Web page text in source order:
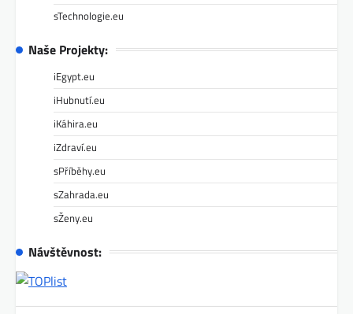
sTechnologie.eu
Naše Projekty:
iEgypt.eu
iHubnutí.eu
iKáhira.eu
iZdraví.eu
sPříběhy.eu
sZahrada.eu
sŽeny.eu
Návštěvnost: